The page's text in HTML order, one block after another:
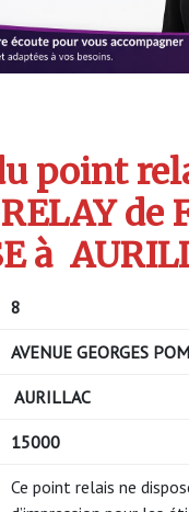
point
de
à
8
AVENUE GEORGES
AURILLAC
15000
Ce point relais ne